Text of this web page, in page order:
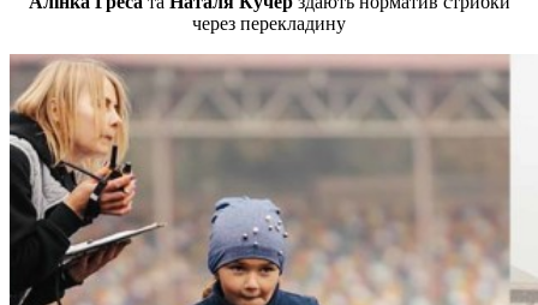
через перекладину